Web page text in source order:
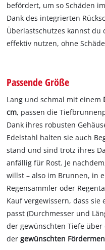
befördert, um so Schäden
Dank des integrierten
Überlastschutzes kannst du
effektiv nutzen, ohne
Passende Größe
Lang und schmal mit einem
cm, passen die
Dank ihres robusten
Edelstahl halten sie auch
stand und sind trotz ihres
anfällig für Rost. Je
willst – also im Brunnen, in
Regensammler oder
Kauf vergewissern, dass
passt (Durchmesser und
der gewünschten Tiefe über
dergewünschten